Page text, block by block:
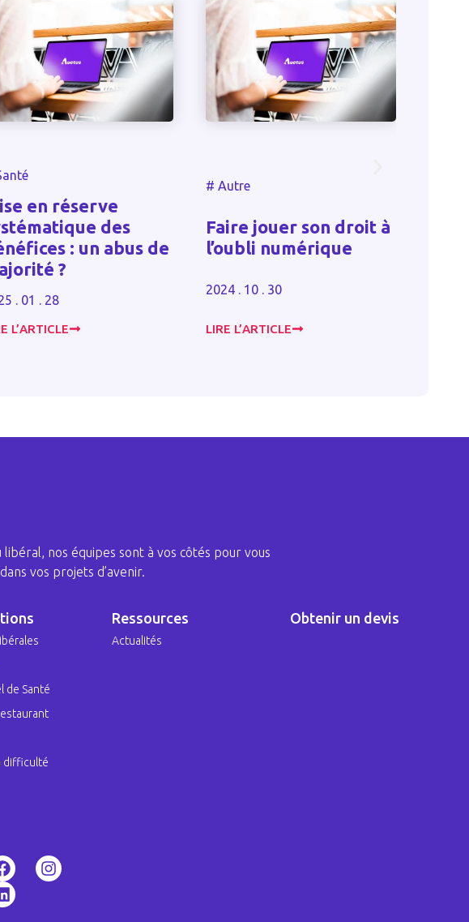
en réserve
des
: un abus de
?
. 01 . 28
L’ARTICLE
# Autre
Faire jouer son droit à
l’oubli numérique
2024 . 10 . 30
LIRE L’ARTICLE
nos équipes sont à vos côtés pour vous
vos projets d’avenir.
de Santé
difficulté
Ressources
Actualités
Obtenir un devis